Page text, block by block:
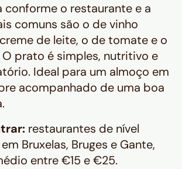
conforme o restaurante e a
comuns são o de vinho
de leite, o de tomate e o
prato é simples, nutritivo e
Ideal para um almoço em
acompanhado de uma boa
restaurantes de nível
Bruxelas, Bruges e Gante,
entre €15 e €25.